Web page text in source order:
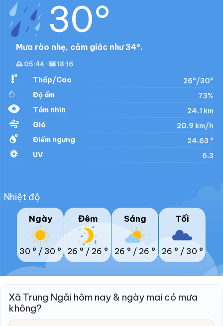
30°
Mưa rào nhẹ, cảm giác như 34°.
🌅 05:44 · 🌇 18:16
Thấp/Cao
26°/30°
Độ ẩm
73%
Tầm nhìn
24.1 km
Gió
20.9 km/h
Điểm ngưng
24.63 °
UV
6.3
Nhiệt độ
Ngày
30 ° / 30 °
Đêm
26 ° / 26 °
Sáng
26 ° / 26 °
Tối
26 ° / 30 °
Xã Trung Ngãi hôm nay & ngày mai có mưa
không?